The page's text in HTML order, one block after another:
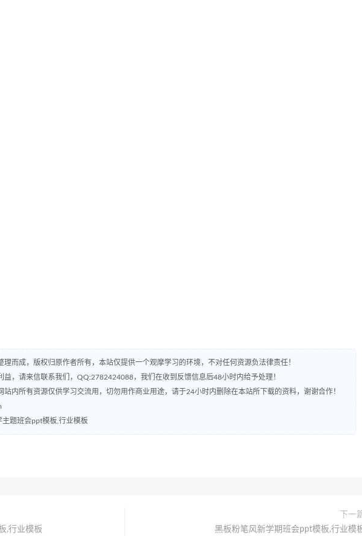
理而成，版权归原作者所有，本站仅提供一个观摩学习的环境，不对任何资源负法律责任！
益，请来信联系我们，QQ:2782424088，我们在收到反馈信息后48小时内给予处理！
站内所有资源仅供学习交流用，切勿用作商业用途，请于24小时内删除在本站所下载的资料，谢谢合作！
题班会ppt模板,行业模板
,行业模板
下一
黑板粉笔风新学期班会ppt模板,行业模